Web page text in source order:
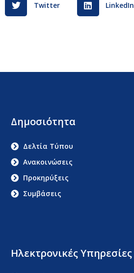
Twitter LinkedIn
Ηλεκτρονικές Υπηρεσίες
Δημοσιότητα
Δελτία Τύπου
Ανακοινώσεις
Προκηρύξεις
Συμβάσεις